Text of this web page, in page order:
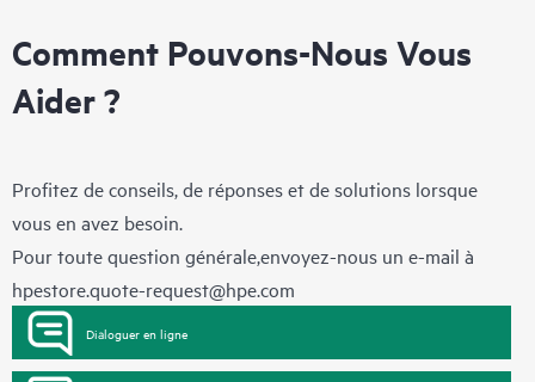
Comment Pouvons-Nous Vous
Aider ?
Profitez de conseils, de réponses et de solutions lorsque
vous en avez besoin.
Pour toute question générale,envoyez-nous un e-mail à
hpestore.quote-request@hpe.com
Dialoguer en ligne